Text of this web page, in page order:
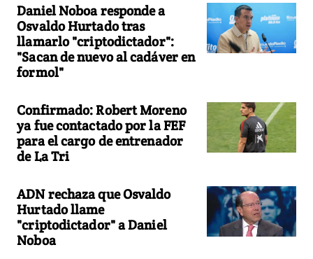
Daniel Noboa responde a
Osvaldo Hurtado tras
llamarlo "criptodictador":
"Sacan de nuevo al cadáver en
formol"
Confirmado: Robert Moreno
ya fue contactado por la FEF
para el cargo de entrenador
de La Tri
ADN rechaza que Osvaldo
Hurtado llame
"criptodictador" a Daniel
Noboa